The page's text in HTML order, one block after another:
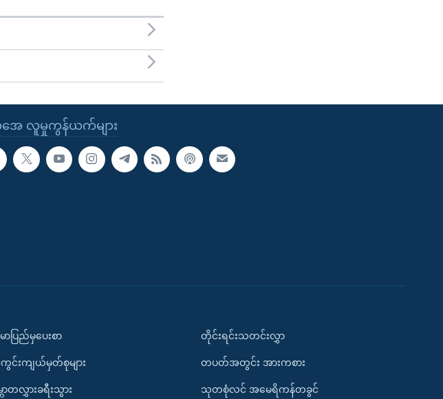
ေ လူမှုကွန်ယက်များ
မာပြည်မှပေးစာ
ကွင်းကျယ်မှတ်စုများ
ာတလွှားခရီးသွား
တိုင်းရင်းသတင်းလွှာ
တပတ်အတွင်း အားကစား
သုတစုံလင် အမေရိကန်တခွင်